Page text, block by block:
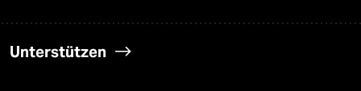
Unterstützen